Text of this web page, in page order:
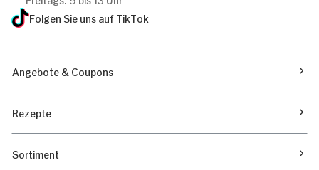
Folgen Sie uns auf TikTok
Angebote & Coupons
Rezepte
Sortiment